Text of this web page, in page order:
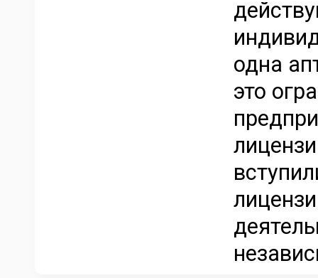
одна
это